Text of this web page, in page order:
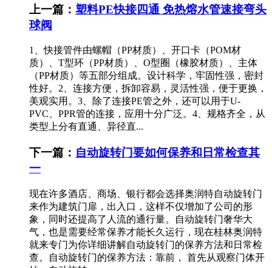
上一篇： 塑料PE快接四通 免热熔水管速接弯头
球阀
1、快接管件由螺帽（PP材质）、开口卡（POM材
质）、T型环（PP材质）、O型圈（橡胶材质）、主体
（PP材质）等五部分组成。设计科学，牢固性强，密封
性好。2、连接方便，拆卸容易，灵活性强，便于更换，
美观实用。3、除了连接PE管之外，还可以用于U-
PVC、PPR管的连接，应用十分广泛。4、规格齐全，从
类型上分有直通、异径直...
下一篇： 自动旋转门要如何保养和日常检查其
一
现在许多酒店、商场、银行都会选择奥润特自动旋转门
来作为建筑门扉，出入口，这样不仅增加了公司的形
象，同时还提高了人流的通行量。自动旋转门奢华大
气，也是需要经常保养才能长久运行，现在桂林奥润特
就来专门为你详细讲解自动旋转门的保养方法和日常检
查。自动旋转门的保养方法：靠前， 首先从观察门体开